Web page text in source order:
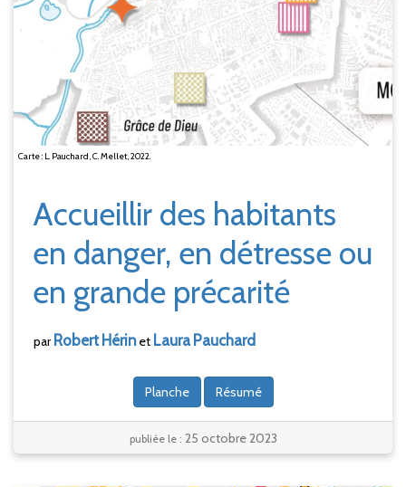
Carte : L. Pauchard, C. Mellet, 2022.
Accueillir des habitants
en danger, en détresse ou
en grande précarité
par Robert Hérinet Laura Pauchard
Planche Résumé
publiée le : 25 octobre 2023